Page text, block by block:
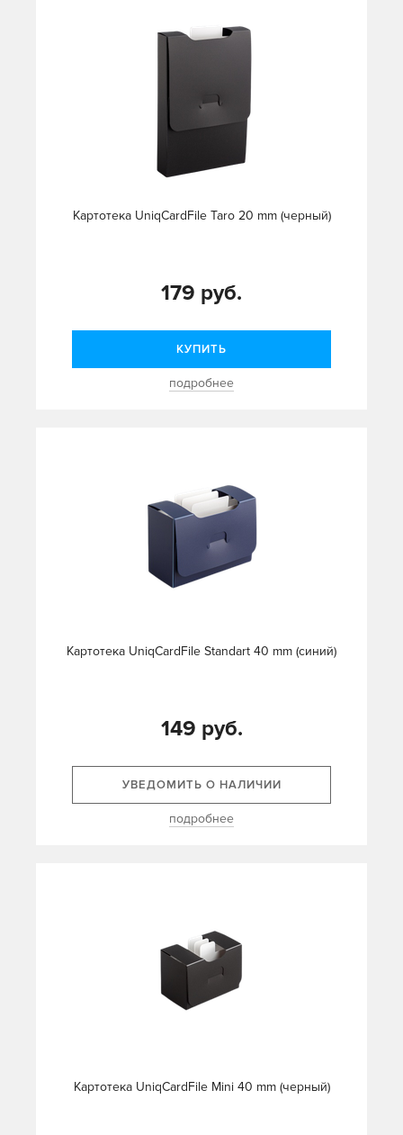
Картотека UniqCardFile Taro 20 mm (черный)
179 руб.
КУПИТЬ
подробнее
Картотека UniqCardFile Standart 40 mm (синий)
149 руб.
УВЕДОМИТЬ О НАЛИЧИИ
подробнее
Картотека UniqCardFile Mini 40 mm (черный)